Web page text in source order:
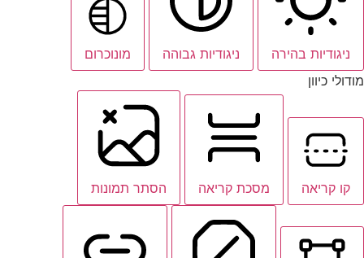
ניגודיות בהירה ניגודיות גבוהה
מונוכרום
מודולי כיוון
קו קריאה מסכת קריאה הסתר תמונות